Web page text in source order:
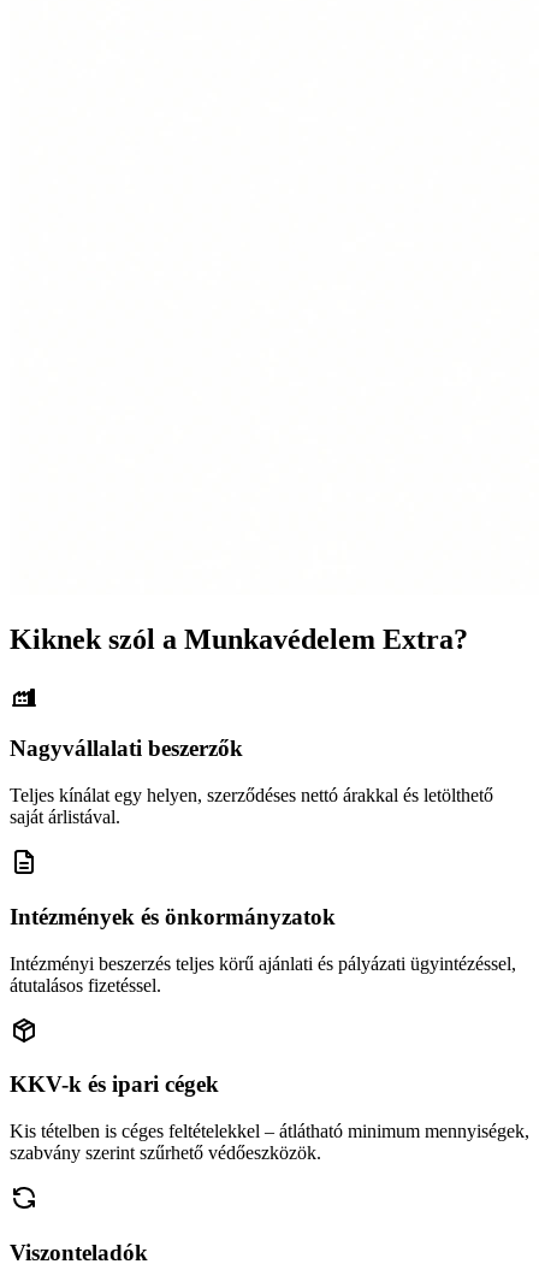
Kiknek szól a Munkavédelem Extra?
Nagyvállalati beszerzők
Teljes kínálat egy helyen, szerződéses nettó árakkal és letölthető
saját árlistával.
Intézmények és önkormányzatok
Intézményi beszerzés teljes körű ajánlati és pályázati ügyintézéssel,
átutalásos fizetéssel.
KKV-k és ipari cégek
Kis tételben is céges feltételekkel – átlátható minimum mennyiségek,
szabvány szerint szűrhető védőeszközök.
Viszonteladók